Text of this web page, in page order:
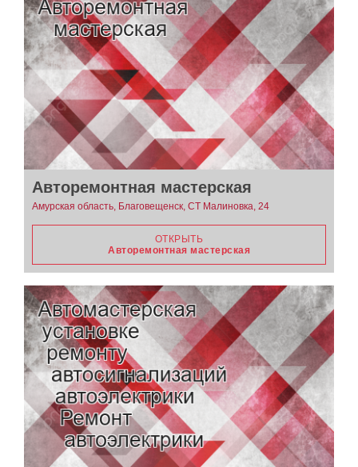
Авторемонтная мастерская
Амурская область, Благовещенск, СТ Малиновка, 24
ОТКРЫТЬ
Авторемонтная мастерская